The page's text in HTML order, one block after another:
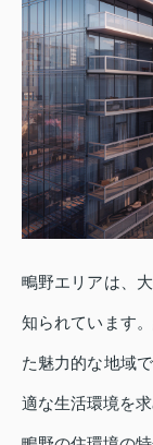
鴫野エリアは、
知られています
た魅力的な地域
適な生活環境を